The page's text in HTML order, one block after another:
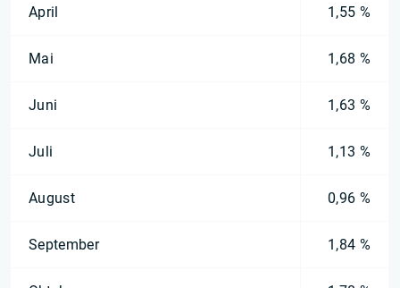
April 1,55 %
Mai 1,68 %
Juni 1,63 %
Juli 1,13 %
August 0,96 %
September 1,84 %